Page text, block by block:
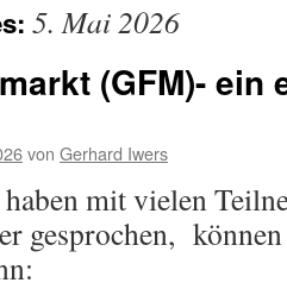
5. Mai 2026
(GFM)- ein
von Gerhard Iwers
mit vielen
gesprochen,